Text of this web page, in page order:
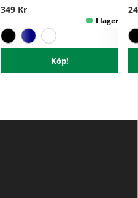
349 Kr
Köp!